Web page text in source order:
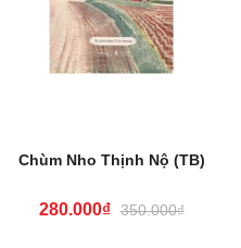
Chùm Nho Thịnh Nộ (TB)
280.000₫ 350.000₫